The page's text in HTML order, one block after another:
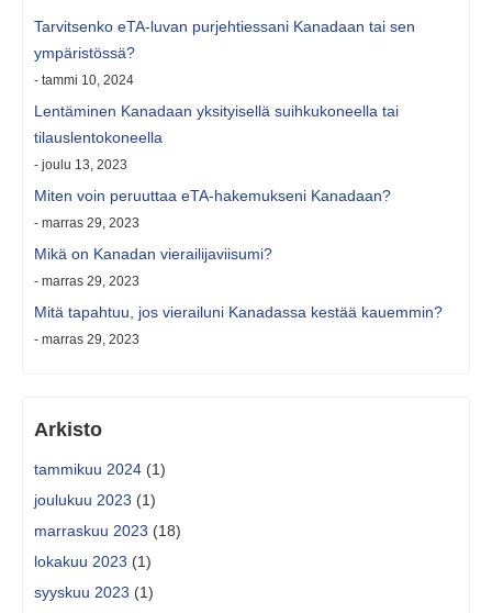
Tarvitsenko eTA-luvan purjehtiessani Kanadaan tai sen
ympäristössä?
- tammi 10, 2024
Lentäminen Kanadaan yksityisellä suihkukoneella tai
tilauslentokoneella
- joulu 13, 2023
Miten voin peruuttaa eTA-hakemukseni Kanadaan?
- marras 29, 2023
Mikä on Kanadan vierailijaviisumi?
- marras 29, 2023
Mitä tapahtuu, jos vierailuni Kanadassa kestää kauemmin?
- marras 29, 2023
Arkisto
tammikuu 2024 (1)
joulukuu 2023 (1)
marraskuu 2023 (18)
lokakuu 2023 (1)
syyskuu 2023 (1)